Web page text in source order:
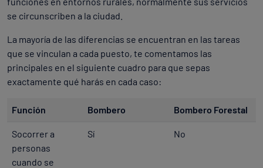
se circunscriben a la ciudad.
La mayoría de las diferencias se encuentran en las tareas
que se vinculan a cada puesto, te comentamos las
principales en el siguiente cuadro para que sepas
exactamente qué harás en cada caso:
Función Bombero Bombero Forestal
Socorrer a
personas
cuando se
Sí No